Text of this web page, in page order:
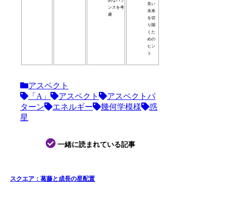
ンスを考
慮
良い
未来
を切
り開
くた
めの
ヒン
ト
アスペクト
「A」
アスペクト
アスペクトパ
ターン
エネルギー 幾何学模様
惑
星
一緒に読まれている記事
スクエア：葛藤と成長の星配置